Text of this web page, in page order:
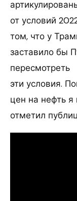
от условий
том, что у
заставило бы
пересмотреть
эти условия.
цен на нефть
отметил